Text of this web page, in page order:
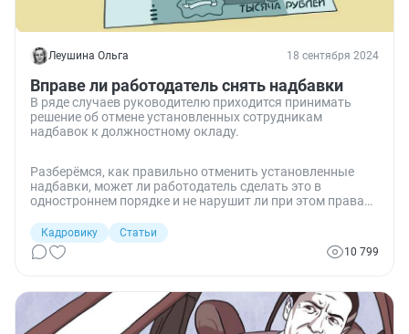
влиянии его внедрения на автоматизацию учета
персонала в российской экономике. Рекомендуется к
и управленческого учета коммерческой деятельности в
Леушина Ольга 18 сентября 2024
Вправе ли работодатель снять надбавки
В ряде случаев руководителю приходится принимать
решение об отмене установленных сотрудникам
надбавок к должностному окладу.
Разберёмся, как правильно отменить установленные
надбавки, может ли работодатель сделать это в
одностроннем порядке и не нарушит ли при этом права
Кадровику
Статьи
10 799